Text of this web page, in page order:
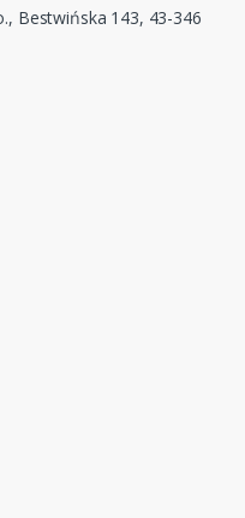
Bestwińska 143, 43-346